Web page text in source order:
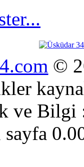
©
ve
sayfa